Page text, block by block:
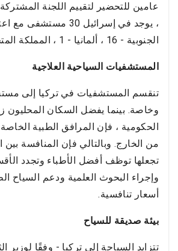
عامين للتحضير لتقييم اللجنة المشتركة
الجنوبية - 16 ، ألمانيا - 1 ، المملكة المتحدة - 1.
المستشفيات السياحية العلاجية
تنقسم المستشفيات في تركيا إلى
وخاصة. بينما يفضل السكان المحليون
الحكومية ، فإن المرافق الطبية
من الخارج. وبالتالي فإن المنافسة
تجعلها توظف أفضل الأطباء وتجدد
وإجراء البحوث العلمية ودعم السياح
أسعار تنافسية.
بيئة صديقة للسياح
تتزايد السياحة إلى تركيا - وفقًا لوزير